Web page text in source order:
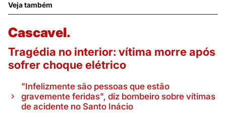
Veja também
Cascavel.
Tragédia no interior: vítima morre após
sofrer choque elétrico
"Infelizmente são pessoas que estão
gravemente feridas", diz bombeiro sobre vítimas
de acidente no Santo Inácio